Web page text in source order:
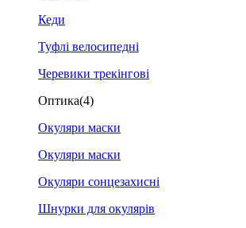
Кеди
Туфлі велосипедні
Черевики трекінгові
Оптика(4)
Окуляри маски
Окуляри маски
Окуляри сонцезахисні
Шнурки для окулярів